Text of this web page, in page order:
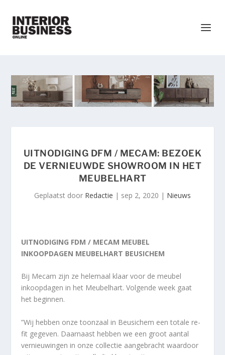
UITNODIGING DFM / MECAM: BEZOEK
DE VERNIEUWDE SHOWROOM IN HET
MEUBELHART
Geplaatst door Redactie | sep 2, 2020 | Nieuws
UITNODIGING FDM / MECAM MEUBEL
INKOOPDAGEN MEUBELHART BEUSICHEM
Bij Mecam zijn ze helemaal klaar voor de meubel
inkoopdagen in het Meubelhart. Volgende week gaat
het beginnen.
”Wij hebben onze toonzaal in Beusichem een totale re-
fit gegeven. Daarnaast hebben we een groot aantal
vernieuwingen in onze collectie aangebracht waardoor